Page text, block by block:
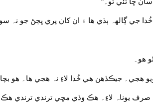
جي ڳالهہ ٻڌي ها ۽ ان کان پري ڀڄڻ جو نہ
هو۔
هجي۔ جيڪڏهن هي خُدا لاءِ نہ هجي ها۔ هو
يوناہ لاءِ۔ هڪ وڏي مڇي ترندي ترندي